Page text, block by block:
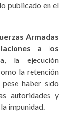
publicado en el
Armadas
a los
la ejecución
la retención
haber sido
autoridades y
impunidad.